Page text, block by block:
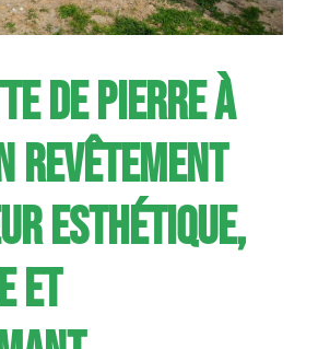
de pierre à
revêtement
esthétique,
et